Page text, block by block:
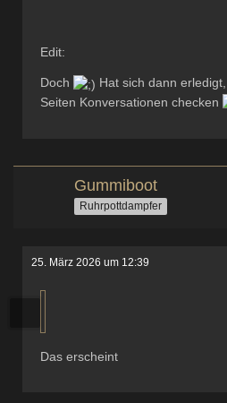
Edit:
Doch
Hat sich dann
Seiten Konversationen checken
Gummiboot
Ruhrpottdampfer
25. März 2026 um 12:39
Das erscheint